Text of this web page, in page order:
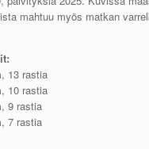
mahtuu myös matkan
13 rastia
10 rastia
9 rastia
7 rastia